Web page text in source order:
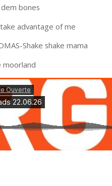
dem bones
advantage of me
Shake shake mama
moorland